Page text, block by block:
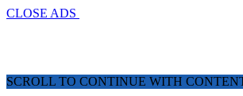
CLOSE ADS
SCROLL TO CONTINUE WITH